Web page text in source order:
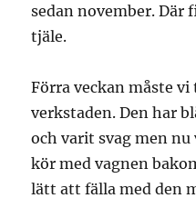
sedan november. Där
tjäle.
Förra veckan måste
verkstaden. Den har
och varit svag men nu
kör med vagnen
lätt att fälla med den